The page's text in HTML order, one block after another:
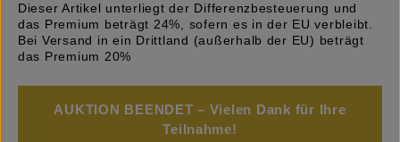
Dieser Artikel unterliegt der Differenzbesteuerung und
das Premium beträgt 24%, sofern es in der EU verbleibt.
Bei Versand in ein Drittland (außerhalb der EU) beträgt
das Premium 20%
AUKTION BEENDET – Vielen Dank für Ihre
Teilnahme!